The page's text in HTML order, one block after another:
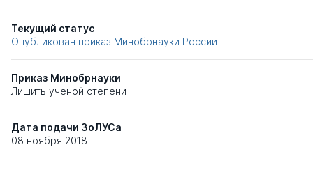
Текущий статус
Опубликован приказ Минобрнауки России
Приказ Минобрнауки
Лишить ученой степени
Дата подачи ЗоЛУСа
08 ноября 2018